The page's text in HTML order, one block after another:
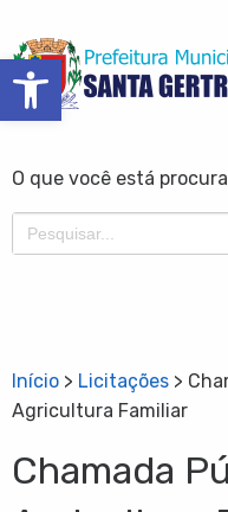
Barra de Ferramentas Aberta
O que você está
Search
for:
Início > Licitações >
Agricultura Familiar
Chamada